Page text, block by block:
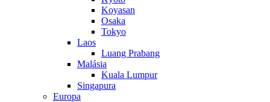
Koyasan
Osaka
Tokyo
Laos
Luang Prabang
Malásia
Kuala Lumpur
Singapura
Europa